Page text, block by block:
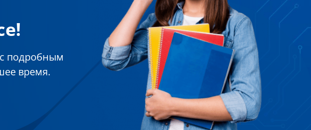
подробным
время.